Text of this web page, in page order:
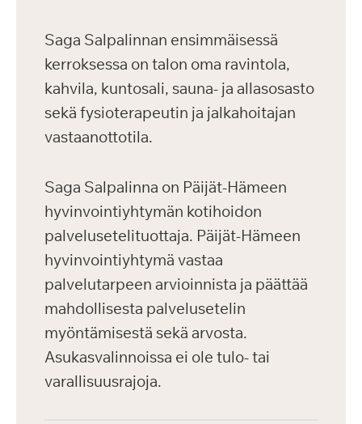
Saga Salpalinnan ensimmäisessä
kerroksessa on talon oma ravintola,
kahvila, kuntosali, sauna- ja allasosasto
sekä fysioterapeutin ja jalkahoitajan
vastaanottotila.
Saga Salpalinna on Päijät-Hämeen
hyvinvointiyhtymän kotihoidon
palvelusetelituottaja. Päijät-Hämeen
hyvinvointiyhtymä vastaa
palvelutarpeen arvioinnista ja päättää
mahdollisesta palvelusetelin
myöntämisestä sekä arvosta.
Asukasvalinnoissa ei ole tulo- tai
varallisuusrajoja.